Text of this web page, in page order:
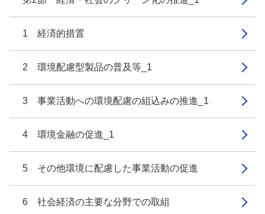
1 経済的措置
2 環境配慮型製品の普及等_1
3 事業活動への環境配慮の組込みの推進_1
4 環境金融の促進_1
5 その他環境に配慮した事業活動の促進
6 社会経済の主要な分野での取組